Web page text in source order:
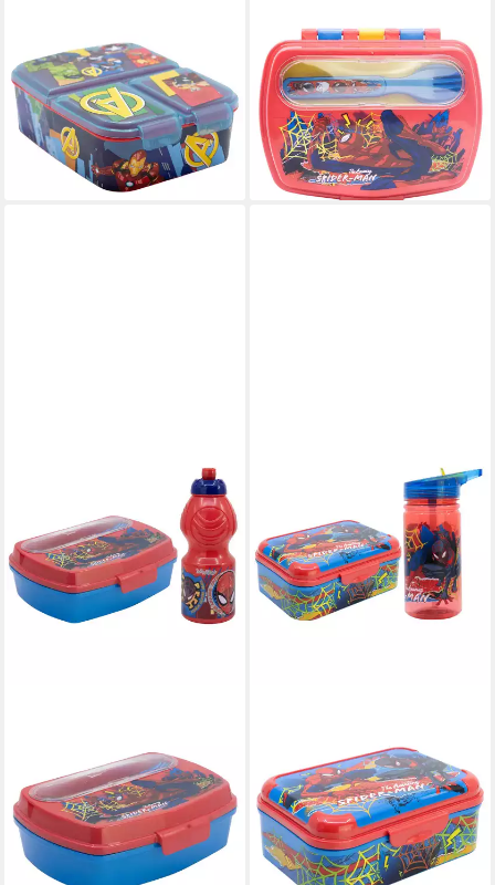
Lunchbox Marvel Avengers
Kinder Set 2 tlg 3 Kammern
Brotdose Trinkflasche, (2-tlg.,
Spar-Set)
18,90 €
lieferbar - in 4-5 Werktagen bei dir
Lunchbox Marvel Spiderman
4 tlg Kinder Set Brotdose
Trinkflasche Besteck, (4-tlg.,
Spar-Set)
18,95 €
lieferbar - in 4-5 Werktagen bei dir